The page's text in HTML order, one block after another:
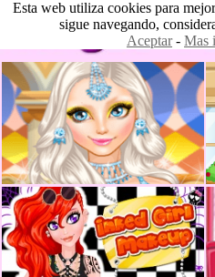
Esta web utiliza cookies para
sigue navegando,
Aceptar- Mas